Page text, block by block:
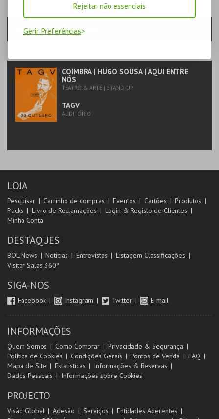
Rejeitar não essenciais
Gerir Preferências
- SESSÃO
Escolha a sessão pretendida
COIMBRA | HUGO SOUSA | AQUI ENTRE
NÓS
TEATRO & ARTE | STAND-UP
TAGV
AUDITÓRIO
LOJA
Pesquisar Carrinho de compras Eventos Cartões
Produtos
Packs
Livro de Reclamações
Login & Registo de Clientes
Minha Conta
DESTAQUES
BOL News Noticias Entrevistas
Listagem Classificações
Visitar Salas 360º
SIGA-NOS
Facebook Instagram Twitter E-mail
INFORMAÇÕES
Quem Somos Como Comprar
Privacidade & Segurança
Política de Cookies
Condições Gerais Pontos de Venda
FAQ
Mapa de Site
Estatísticas
Informações & Reservas
Dados Pessoais
Informações sobre Cookies
PROJECTO
Visão Global Adesão Serviços
Entidades Aderentes